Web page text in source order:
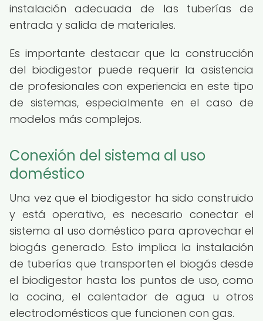
instalación adecuada de las tuberías de
entrada y salida de materiales.
Es importante destacar que la construcción
del biodigestor puede requerir la asistencia
de profesionales con experiencia en este tipo
de sistemas, especialmente en el caso de
modelos más complejos.
Conexión del sistema al uso
doméstico
Una vez que el biodigestor ha sido construido
y está operativo, es necesario conectar el
sistema al uso doméstico para aprovechar el
biogás generado. Esto implica la instalación
de tuberías que transporten el biogás desde
el biodigestor hasta los puntos de uso, como
la cocina, el calentador de agua u otros
electrodomésticos que funcionen con gas.